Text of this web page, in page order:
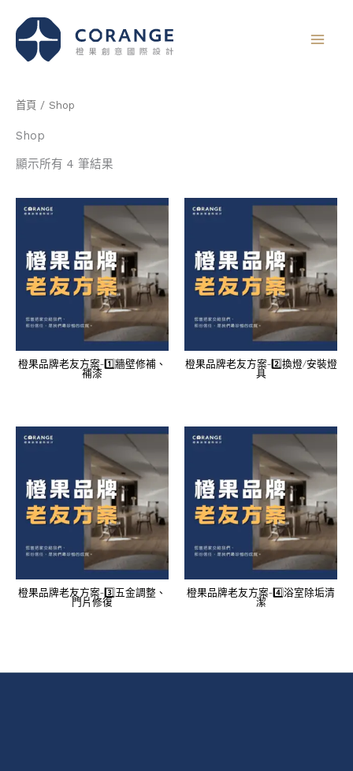
首頁 / Shop
Shop
顯示所有 4 筆結果
橙果品牌老友方案-1️⃣牆壁修補、
補漆
橙果品牌老友方案-2️⃣換燈/安裝燈
具
橙果品牌老友方案-3️⃣五金調整、
門片修復
橙果品牌老友方案-4️⃣浴室除垢清
潔